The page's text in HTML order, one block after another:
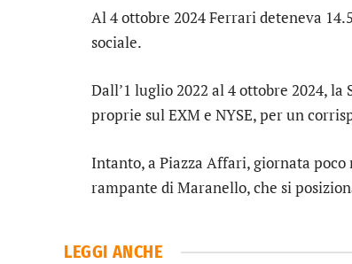
Al 4 ottobre 2024 Ferrari deteneva
sociale.
Dall’1 luglio 2022 al 4 ottobre 2024,
proprie sul EXM e NYSE, per un
Intanto, a Piazza Affari, giornata
rampante di Maranello,che si
LEGGI ANCHE